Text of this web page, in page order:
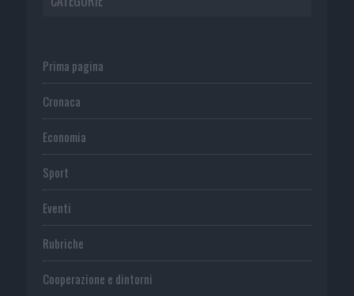
Prima pagina
Cronaca
Economia
Sport
Eventi
Rubriche
Cooperazione e dintorni